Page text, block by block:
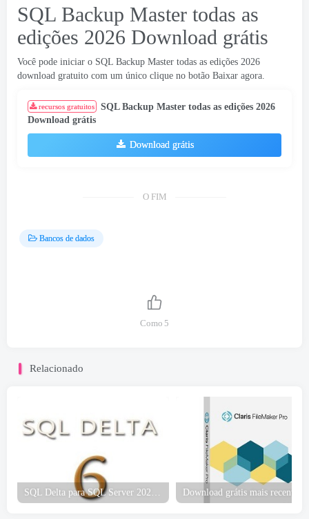
SQL Backup Master todas as
edições 2026 Download grátis
Você pode iniciar o SQL Backup Master todas as edições 2026
download gratuito com um único clique no botão Baixar agora.
recursos gratuitos
SQL Backup Master todas as edições 2026
Download grátis
Download grátis
O FIM
Bancos de dados
Como 5
Relacionado